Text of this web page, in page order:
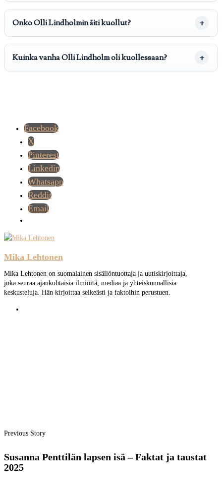
Onko Olli Lindholmin äiti kuollut?
Kuinka vanha Olli Lindholm oli kuollessaan?
Facebook
X
Pinterest
Linkedin
Whatsapp
Reddit
Email
Mika Lehtonen
Mika Lehtonen on suomalainen sisällöntuottaja ja uutiskirjoittaja,
joka seuraa ajankohtaisia ilmiöitä, mediaa ja yhteiskunnallisia
keskusteluja. Hän kirjoittaa selkeästi ja faktoihin perustuen.
Previous Story
Susanna Penttilän lapsen isä – Faktat ja taustat
2025